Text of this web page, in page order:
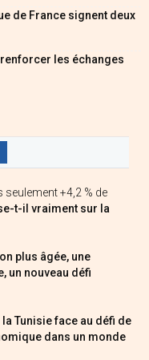
de France signent deux
les échanges
seulement +4,2 % de
t-il vraiment sur la
plus âgée, une
un nouveau défi
la Tunisie face au défi de
dans un monde